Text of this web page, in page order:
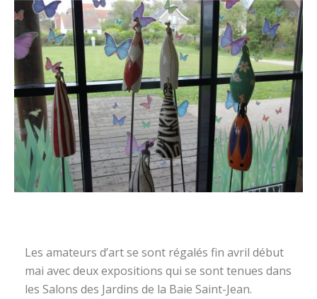
Les amateurs d’art se sont régalés fin avril début
mai avec deux expositions qui se sont tenues dans
les Salons des Jardins de la Baie Saint-Jean.